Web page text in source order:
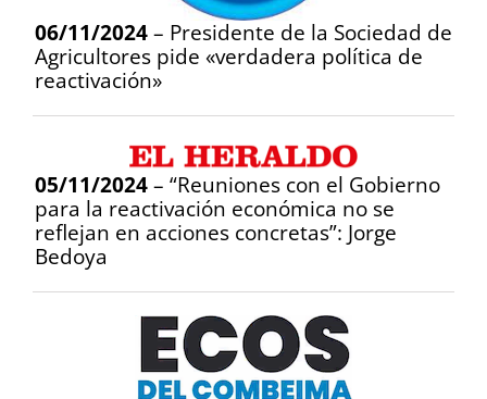
06/11/2024 – Presidente de la Sociedad de
Agricultores pide «verdadera política de
reactivación»
05/11/2024 – “Reuniones con el Gobierno
para la reactivación económica no se
reflejan en acciones concretas”: Jorge
Bedoya